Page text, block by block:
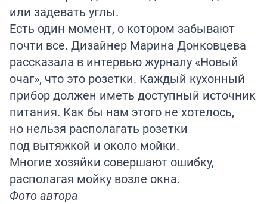
или задевать углы.
Есть один момент, о котором забывают
почти все. Дизайнер Марина Донковцева
рассказала в интервьюжурналу «Новый
очаг», что это розетки. Каждый кухонный
прибор должен иметь доступный источник
питания. Как бы нам этого не хотелось,
но нельзя располагать розетки
под вытяжкой и около мойки.
Многие хозяйки совершают ошибку,
располагая мойку возле окна.
Фото автора